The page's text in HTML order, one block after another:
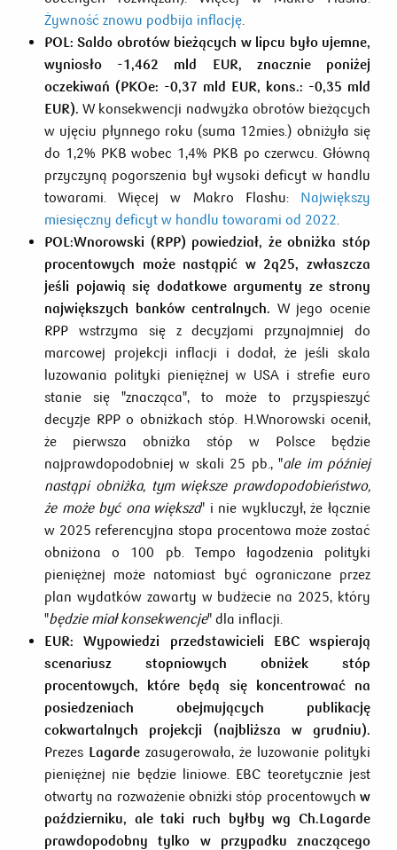
Żywność znowu podbija inflację.
POL: Saldo obrotów bieżących w lipcu było ujemne,
wyniosło -1,462 mld EUR, znacznie poniżej
oczekiwań (PKOe: -0,37 mld EUR, kons.: -0,35 mld
EUR).W konsekwencji nadwyżka obrotów bieżących
w ujęciu płynnego roku (suma 12mies.) obniżyła się
do 1,2% PKB wobec 1,4% PKB po czerwcu. Główną
przyczyną pogorszenia był wysoki deficyt w handlu
towarami. Więcej w Makro Flashu: Największy
miesięczny deficyt w handlu towarami od 2022.
POL:Wnorowski (RPP) powiedział, że obniżka stóp
procentowych może nastąpić w 2q25, zwłaszcza
jeśli pojawią się dodatkowe argumenty ze strony
największych banków centralnych. W jego ocenie
RPP wstrzyma się z decyzjami przynajmniej do
marcowej projekcji inflacji i dodał, że jeśli skala
luzowania polityki pieniężnej w USA i strefie euro
stanie się "znacząca", to może to przyspieszyć
decyzje RPP o obniżkach stóp. H.Wnorowski ocenił,
że pierwsza obniżka stóp w Polsce będzie
najprawdopodobniej w skali 25 pb., "ale im później
nastąpi obniżka, tym większe prawdopodobieństwo,
że może być ona większa" i nie wykluczył, że łącznie
w 2025 referencyjna stopa procentowa może zostać
obniżona o 100 pb. Tempo łagodzenia polityki
pieniężnej może natomiast być ograniczane przez
plan wydatków zawarty w budżecie na 2025, który
"będzie miał konsekwencje" dla inflacji.
EUR:
Wypowiedzi przedstawicieli EBC wspierają
scenariusz stopniowych obniżek stóp
procentowych, które będą się koncentrować na
posiedzeniach obejmujących publikację
cokwartalnych projekcji (najbliższa w grudniu).
Prezes Lagarde zasugerowała, że luzowanie polityki
pieniężnej nie będzie liniowe. EBC teoretycznie jest
otwarty na rozważenie obniżki stóp procentowych w
październiku, ale taki ruch byłby wg Ch.Lagarde
prawdopodobny tylko w przypadku znaczącego